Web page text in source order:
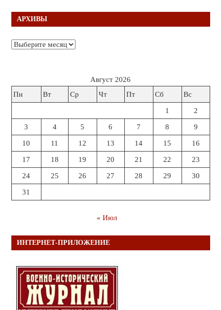
АРХИВЫ
Архивы
Август 2026
Пн
Вт Ср Чт Пт Сб Вс
1 2
3 4 5 6 7 8 9
10 11 12 13 14 15 16
17 18 19 20 21 22 23
24 25 26 27 28 29 30
31
« Июл
ИНТЕРНЕТ-ПРИЛОЖЕНИЕ